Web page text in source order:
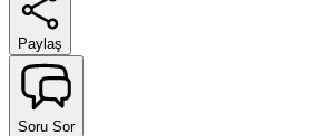
Paylaş
Soru Sor